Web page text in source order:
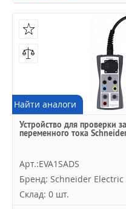
Найти аналоги
Устройство для проверки
переменного тока
Арт.:EVA1SADS
Бренд: Schneider Electric
Склад: 0 шт.